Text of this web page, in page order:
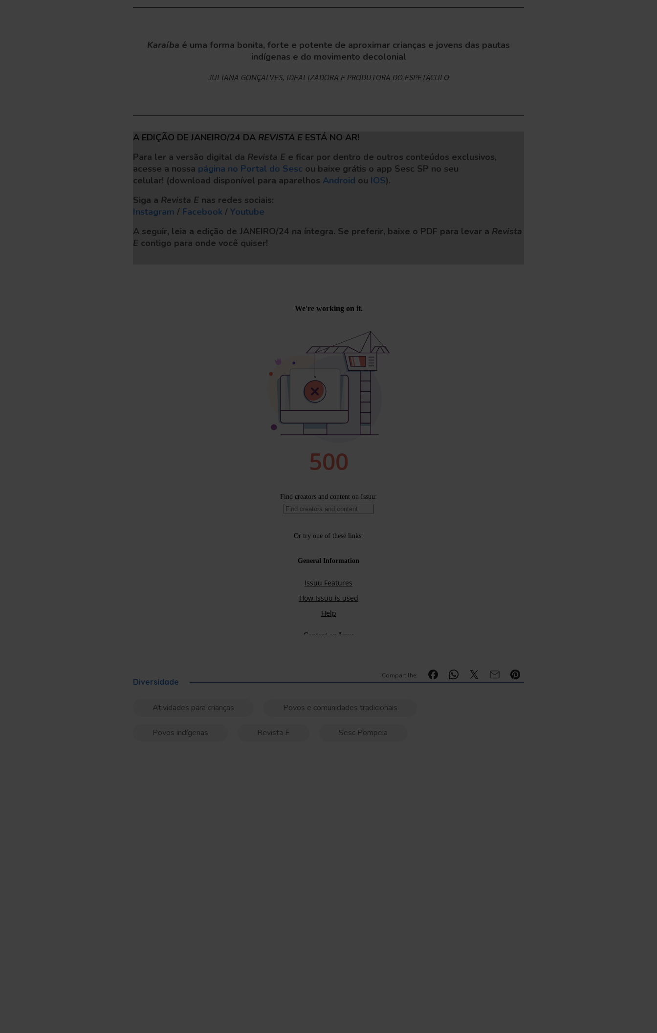
Karaíba é uma forma bonita, forte e potente de aproximar crianças e jovens das pautas
indígenas e do movimento decolonial
JULIANA GONÇALVES, IDEALIZADORA E PRODUTORA DO ESPETÁCULO
A EDIÇÃO DE JANEIRO/24 DA REVISTA E ESTÁ NO AR!
Para ler a versão digital da Revista E e ficar por dentro de outros conteúdos exclusivos,
acesse a nossa página no Portal do Sesc ou baixe grátis o app Sesc SP no seu
celular! (download disponível para aparelhos Android ou IOS).
Siga a Revista E nas redes sociais:
Instagram / Facebook / Youtube
A seguir, leia a edição de JANEIRO/24 na íntegra. Se preferir, baixe o PDF para levar a Revista
E contigo para onde você quiser!
Publish for Free
Compartilhe:
Diversidade
Atividades para crianças Povos e comunidades tradicionais
Povos indígenas Revista E Sesc Pompeia